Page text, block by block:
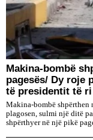
Makina-bombë
pagesës/ Dy roje
të presidentit të ri
Makina-bombë shpërthen
plagosen, sulmi një ditë
shpërthyer në një pikë